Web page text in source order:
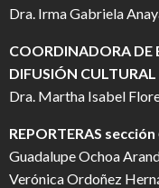
Dra. Irma Gabriela
COORDINADORA DE
DIFUSIÓN CULTURAL
Dra. Martha Isabel
REPORTERAS sección
Guadalupe Ochoa
Verónica Ordoñez